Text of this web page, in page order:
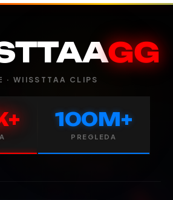
GG
· WIISSTTAA CLIPS
100M+
PREGLEDA